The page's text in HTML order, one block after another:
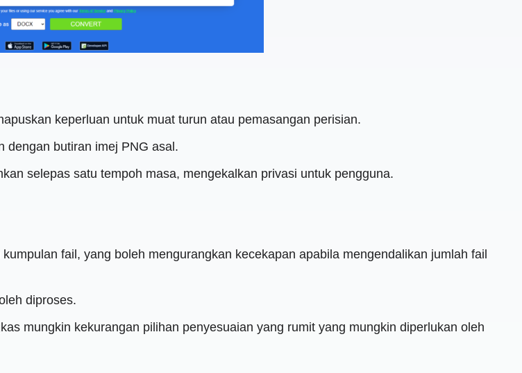
keperluan untuk muat turun atau pemasangan perisian.
dengan butiran imej PNG asal.
selepas satu tempoh masa, mengekalkan privasi untuk pengguna.
fail, yang boleh mengurangkan kecekapan apabila mengendalikan jumlah fail
diproses.
mungkin kekurangan pilihan penyesuaian yang rumit yang mungkin diperlukan oleh